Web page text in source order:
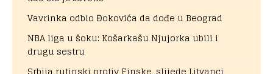
Vavrinka odbio Đokovića da dođe u Beograd
NBA liga u šoku: Košarkašu Njujorka ubili i
drugu sestru